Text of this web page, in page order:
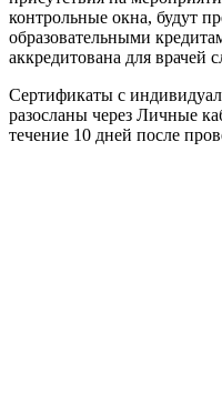
контрольные окна, будут
образовательными
аккредитована для врачей
Сертификаты с
разосланы через Личные
течение 10 дней после